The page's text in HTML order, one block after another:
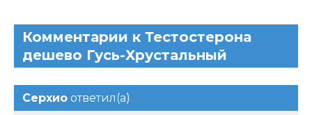
Комментарии к Тестостерона
дешево Гусь-Хрустальный
Серхио ответил(а)